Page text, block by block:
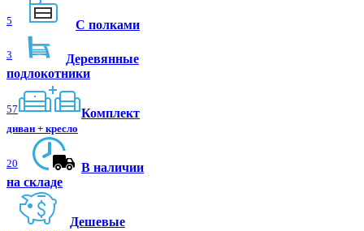
5 С полками
3
Деревянные
подлокотники
57 Комплект
диван + кресло
20
В наличии
на складе
Дешевые